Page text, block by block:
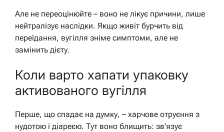
Але не переоцінюйте – воно не лікує причини, лише
нейтралізує наслідки. Якщо живіт бурчить від
переїдання, вугілля зніме симптоми, але не
замінить дієту.
Коли варто хапати упаковку
активованого вугілля
Перше, що спадає на думку, – харчове отруєння з
нудотою і діареєю. Тут воно блищить: зв’язує